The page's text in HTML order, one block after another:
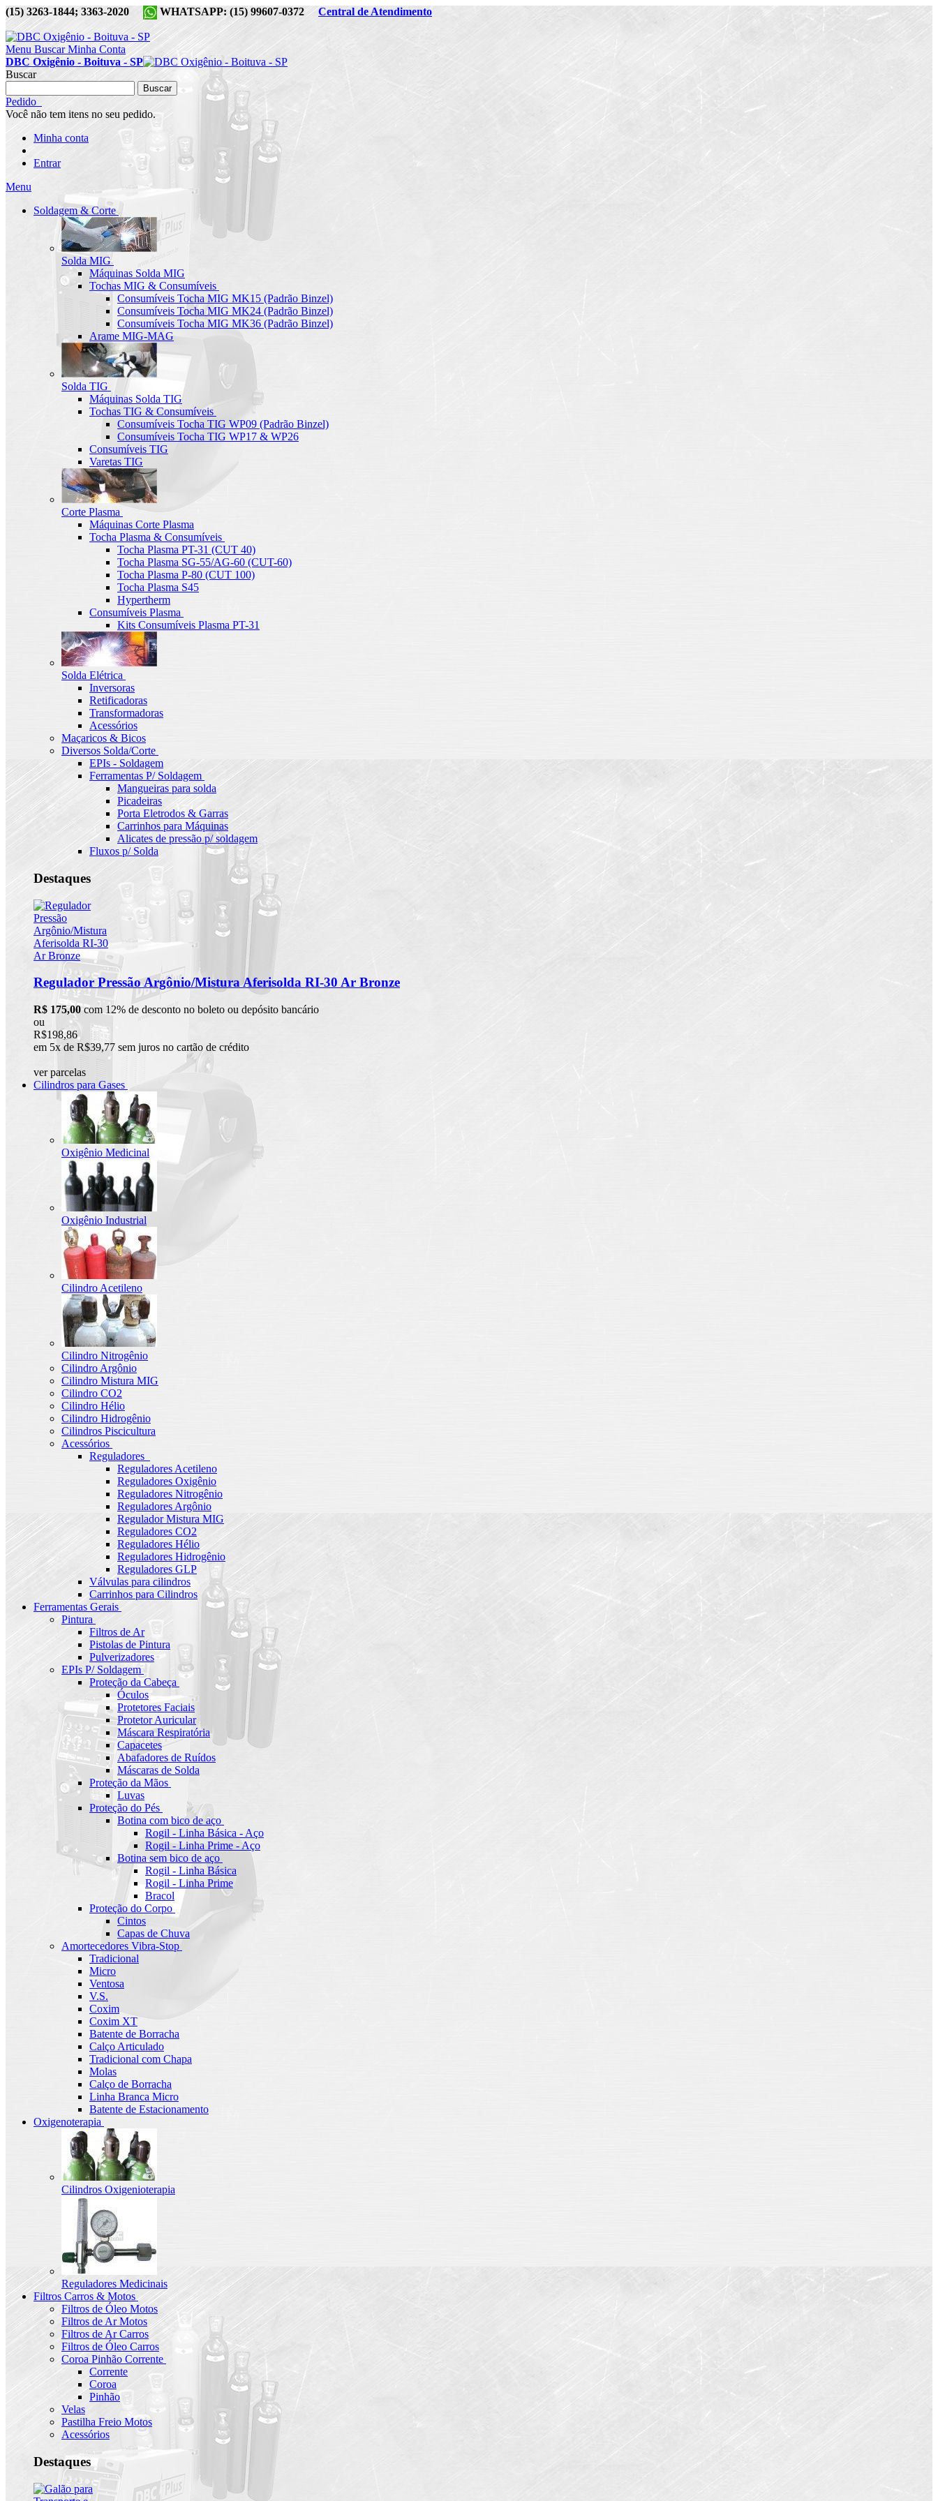
(15) 3263-1844; 3363-2020 WHATSAPP: (15) 99607-0372 Central de Atendimento
Menu Buscar Minha Conta
DBC Oxigênio - Boituva - SP
Buscar
Buscar
Pedido
Você não tem itens no seu pedido.
Minha conta
Entrar
Menu
Soldagem & Corte
Solda MIG
Máquinas Solda MIG
Tochas MIG & Consumíveis
Consumíveis Tocha MIG MK15 (Padrão Binzel)
Consumíveis Tocha MIG MK24 (Padrão Binzel)
Consumíveis Tocha MIG MK36 (Padrão Binzel)
Arame MIG-MAG
Solda TIG
Máquinas Solda TIG
Tochas TIG & Consumíveis
Consumíveis Tocha TIG WP09 (Padrão Binzel)
Consumíveis Tocha TIG WP17 & WP26
Consumíveis TIG
Varetas TIG
Corte Plasma
Máquinas Corte Plasma
Tocha Plasma & Consumíveis
Tocha Plasma PT-31 (CUT 40)
Tocha Plasma SG-55/AG-60 (CUT-60)
Tocha Plasma P-80 (CUT 100)
Tocha Plasma S45
Hypertherm
Consumíveis Plasma
Kits Consumíveis Plasma PT-31
Solda Elétrica
Inversoras
Retificadoras
Transformadoras
Acessórios
Maçaricos & Bicos
Diversos Solda/Corte
EPIs - Soldagem
Ferramentas P/ Soldagem
Mangueiras para solda
Picadeiras
Porta Eletrodos & Garras
Carrinhos para Máquinas
Alicates de pressão p/ soldagem
Fluxos p/ Solda
Destaques
Regulador Pressão Argônio/Mistura Aferisolda RI-30 Ar Bronze
R$ 175,00com 12% de desconto no boleto ou depósito bancário
ou
R$198,86
em 5x de R$39,77 sem juros no cartão de crédito
ver parcelas
Cilindros para Gases
Oxigênio Medicinal
Oxigênio Industrial
Cilindro Acetileno
Cilindro Nitrogênio
Cilindro Argônio
Cilindro Mistura MIG
Cilindro CO2
Cilindro Hélio
Cilindro Hidrogênio
Cilindros Piscicultura
Acessórios
Reguladores
Reguladores Acetileno
Reguladores Oxigênio
Reguladores Nitrogênio
Reguladores Argônio
Regulador Mistura MIG
Reguladores CO2
Reguladores Hélio
Reguladores Hidrogênio
Reguladores GLP
Válvulas para cilindros
Carrinhos para Cilindros
Ferramentas Gerais
Pintura
Filtros de Ar
Pistolas de Pintura
Pulverizadores
EPIs P/ Soldagem
Proteção da Cabeça
Óculos
Protetores Faciais
Protetor Auricular
Máscara Respiratória
Capacetes
Abafadores de Ruídos
Máscaras de Solda
Proteção da Mãos
Luvas
Proteção do Pés
Botina com bico de aço
Rogil - Linha Básica - Aço
Rogil - Linha Prime - Aço
Botina sem bico de aço
Rogil - Linha Básica
Rogil - Linha Prime
Bracol
Proteção do Corpo
Cintos
Capas de Chuva
Amortecedores Vibra-Stop
Tradicional
Micro
Ventosa
V.S.
Coxim
Coxim XT
Batente de Borracha
Calço Articulado
Tradicional com Chapa
Molas
Calço de Borracha
Linha Branca Micro
Batente de Estacionamento
Oxigenoterapia
Cilindros Oxigenioterapia
Reguladores Medicinais
Filtros Carros & Motos
Filtros de Óleo Motos
Filtros de Ar Motos
Filtros de Ar Carros
Filtros de Óleo Carros
Coroa Pinhão Corrente
Corrente
Coroa
Pinhão
Velas
Pastilha Freio Motos
Acessórios
Destaques